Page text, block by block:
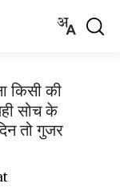
किसी की
सोच के
तो गुजर